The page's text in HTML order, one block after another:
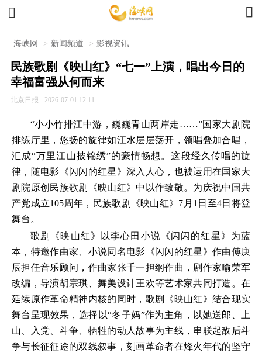
 
海峡网 > 新闻频道 > 影视资讯
民族歌剧《映山红》“七一”上演，唱出今日的
幸福富强从何而来
北京日报 2026-07-01 12:11
“小小竹排江中游，巍巍青山两岸走……”国家大剧院
排练厅里，悠扬的旋律如江水层层荡开，领唱叠加合唱，
汇成“万里江山披锦绣”的豪情畅想。这段经久传唱的旋
律，随电影《闪闪的红星》深入人心，也被运用在国家大
剧院原创民族歌剧《映山红》中以作致敬。为庆祝中国共
产党成立105周年，民族歌剧《映山红》7月1日至4日将登
舞台。
歌剧《映山红》以李心田小说《闪闪的红星》为蓝
本，特邀作曲家、小说同名电影《闪闪的红星》作曲傅庚
辰担任音乐顾问，作曲家张千一担纲作曲，剧作家喻荣军
改编，导演胡宗琪、舞美设计王欢等艺术家共同打造。在
延续原作革命精神内核的同时，歌剧《映山红》结合现实
舞台呈现效果，选择以“冬子妈”作为主角，以她送郎、上
山、入党、斗争、牺牲的动人故事为主线，串联起敌后斗
争与长征征途的双线叙事，刻画革命者在烽火年代的坚守